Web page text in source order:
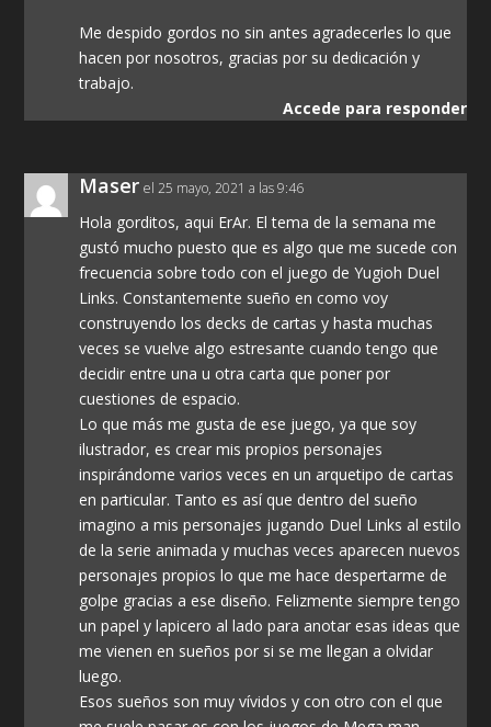
Me despido gordos no sin antes agradecerles lo que
hacen por nosotros, gracias por su dedicación y
trabajo.
Accede para responder
Maser el 25 mayo, 2021 a las 9:46
Hola gorditos, aqui ErAr. El tema de la semana me
gustó mucho puesto que es algo que me sucede con
frecuencia sobre todo con el juego de Yugioh Duel
Links. Constantemente sueño en como voy
construyendo los decks de cartas y hasta muchas
veces se vuelve algo estresante cuando tengo que
decidir entre una u otra carta que poner por
cuestiones de espacio.
Lo que más me gusta de ese juego, ya que soy
ilustrador, es crear mis propios personajes
inspirándome varios veces en un arquetipo de cartas
en particular. Tanto es así que dentro del sueño
imagino a mis personajes jugando Duel Links al estilo
de la serie animada y muchas veces aparecen nuevos
personajes propios lo que me hace despertarme de
golpe gracias a ese diseño. Felizmente siempre tengo
un papel y lapicero al lado para anotar esas ideas que
me vienen en sueños por si se me llegan a olvidar
luego.
Esos sueños son muy vívidos y con otro con el que